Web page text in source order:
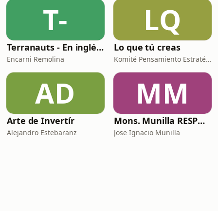
T-
Terranauts - En inglés y en español. Science and nature in 5 minutes
Encarni Remolina
LQ
Lo que tú creas
Komité Pensamiento Estratégico
AD
Arte de Invertír
Alejandro Estebaranz
MM
Mons. Munilla RESPONDE
Jose Ignacio Munilla